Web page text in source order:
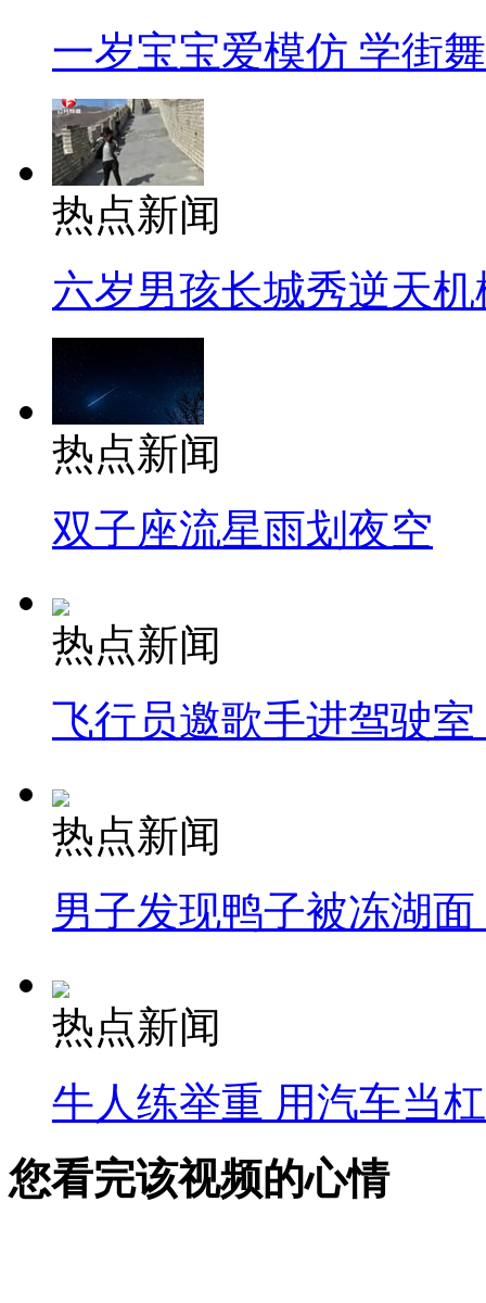
一岁宝宝爱模仿 学街
热点新闻
六岁男孩长城秀逆天机
热点新闻
双子座流星雨划夜空
热点新闻
飞行员邀歌手进驾驶
热点新闻
男子发现鸭子被冻湖
热点新闻
牛人练举重 用汽车当
您看完该视频的心情